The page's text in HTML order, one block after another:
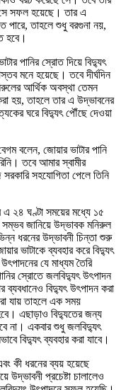
সে সফল হয়েছে। তার এ
পারে, তাহলে শুধু বরগুনা নয়,
হবে।
পানির স্রোত দিয়ে বিদ্যুৎ
মনে হয়েছে। তবে দীর্ঘদিন
আর্থিক অবস্থা তেমন
হয়, তাহলে তার এ উদ্ভাবনের
ঘরে বিদ্যুৎ পৌঁছে দেওয়া
বলেন, জোয়ার ভাটার পানি
তবে আমার স্বামীর
সহযোগিতা পেলে তিনি
এ ২৪ ঘণ্টা সময়ের মধ্যে ১৫
সম্ভব জানিয়ে উদ্ভাবক মনিরুল
ধরনের উদ্ভাবনী চিন্তা শুরু
ভাটাকে ব্যবহার করে বিদ্যুৎ
যে মাধ্যম তৈরি
স্রোতে জলবিদ্যুৎ উৎপাদন
বিদ্যুৎ উৎপাদন করা
যায় তাহলে এক সময়
এছাড়াও বিদ্যুতের জন্য
না। একবার শুধু জলবিদ্যুৎ
বিদ্যুৎ ব্যবহার করা যাবে।
কী ধরনের ব্যয় হয়েছে
উদ্ভাবনী প্রচেষ্টা চালালেও